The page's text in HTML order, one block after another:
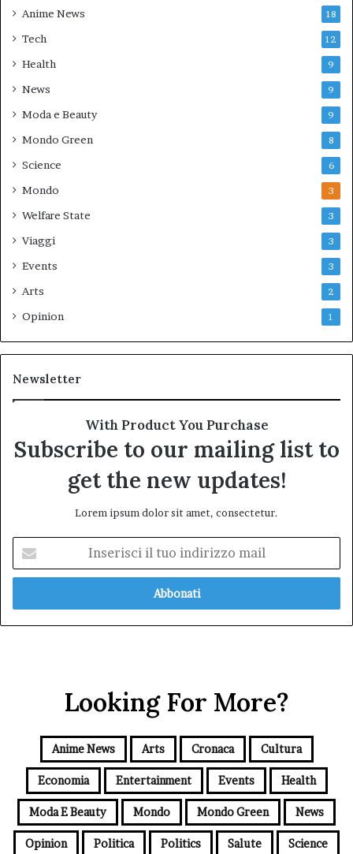
Anime News 18
Tech 12
Health 9
News 9
Moda e Beauty 9
Mondo Green 8
Science 6
Mondo 3
Welfare State 3
Viaggi 3
Events 3
Arts 2
Opinion 1
Newsletter
With Product You Purchase
Subscribe to our mailing list to
get the new updates!
Lorem ipsum dolor sit amet, consectetur.
tuo
mail
Looking For More?
Anime News Arts Cronaca Cultura
Economia Entertainment Events Health
Moda E Beauty Mondo Mondo Green News
Opinion Politica Politics Salute Science